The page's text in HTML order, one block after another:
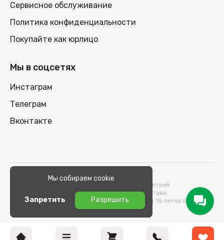
Сервисное обслуживание
Политика конфиденциальности
Покупайте как юрлицо
Мы в соцсетях
Инстаграм
Телеграм
Вконтакте
© 2026 100nout.by,
ООО «СТОНОУТБУКОВ» Директор Метельский Дмитрий
Константинович, действующий на основании Устава.
Адрес: 220100, Беларусь, г. Минск, ул. Кульман, д. 15 литер Б 9/к.
Мы собираем cookie
Запретить Разрешить